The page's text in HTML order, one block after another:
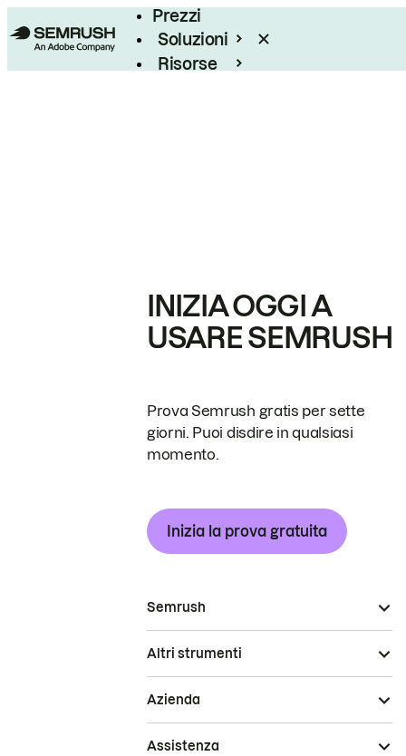
Prezzi
Soluzioni
Risorse
INIZIA OGGI A
USARE SEMRUSH
Prova Semrush gratis per sette
giorni. Puoi disdire in qualsiasi
momento.
Inizia la prova gratuita
Semrush
Altri strumenti
Azienda
Assistenza